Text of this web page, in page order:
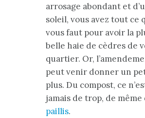
arrosage abondant et
soleil, vous avez tout ce
vous faut pour avoir la
belle haie de cèdres de
quartier. Or,
peut venir donner un
plus. Du compost, ce
jamais de trop, de même
paillis.